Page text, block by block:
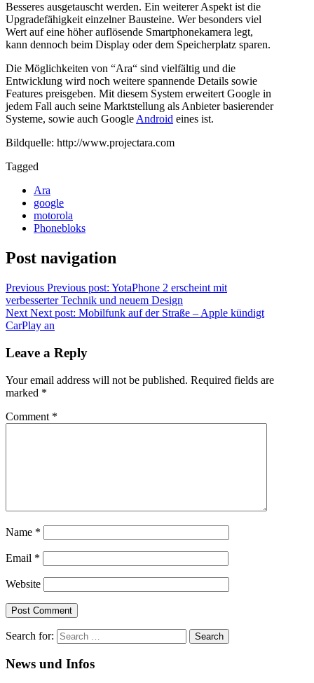
Besseres ausgetauscht werden. Ein weiterer Aspekt ist die
Upgradefähigkeit einzelner Bausteine. Wer besonders viel
Wert auf eine höher auflösende Smartphonekamera legt,
kann dennoch beim Display oder dem Speicherplatz sparen.
Die Möglichkeiten von “Ara“ sind vielfältig und die
Entwicklung wird noch weitere spannende Details sowie
Features preisgeben. Mit diesem System erweitert Google in
jedem Fall auch seine Marktstellung als Anbieter basierender
Systeme, sowie auch Google Android eines ist.
Bildquelle: http://www.projectara.com
Tagged
Ara
google
motorola
Phonebloks
Post navigation
Previous Previous post: YotaPhone 2 erscheint mit
verbesserter Technik und neuem Design
Next Next post: Mobilfunk auf der Straße – Apple kündigt
CarPlay an
Leave a Reply
Your email address will not be published. Required fields are
marked *
Comment *
Name *
Email *
Website
Search for:
News und Infos